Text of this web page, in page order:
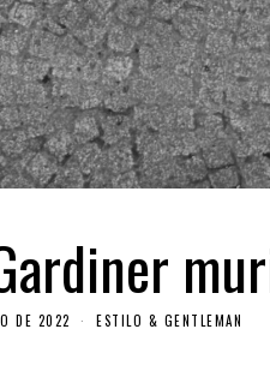
DE 2022 ESTILO & GENTLEMAN